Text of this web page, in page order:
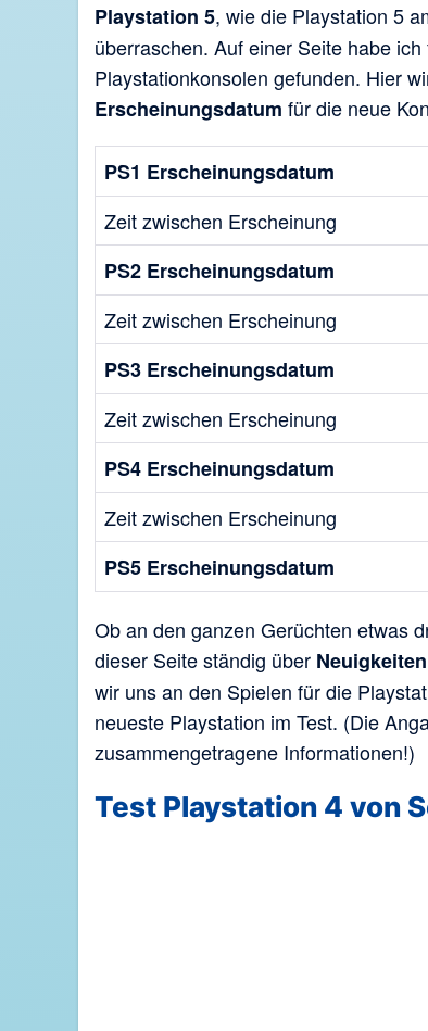
Playstation 5, wie die Playstation 5
überraschen. Auf einer Seite habe
Playstationkonsolen gefunden. Hier
Erscheinungsdatum für die neue
PS1 Erscheinungsdatum
Zeit zwischen Erscheinung
PS2 Erscheinungsdatum
Zeit zwischen Erscheinung
PS3 Erscheinungsdatum
Zeit zwischen Erscheinung
PS4 Erscheinungsdatum
Zeit zwischen Erscheinung
PS5 Erscheinungsdatum
Ob an den ganzen Gerüchten etwas
dieser Seite ständig über
wir uns an den Spielen für die
neueste Playstation im Test. (Die
zusammengetragene Informationen!)
Test Playstation 4 von